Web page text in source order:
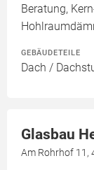
Beratung,
GEBÄUDETEILE
Dach /
Glasbau
Am Rohrhof 11,